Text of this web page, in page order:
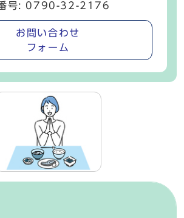
番号: 0790-32-2176
お問い合わせ
フォーム